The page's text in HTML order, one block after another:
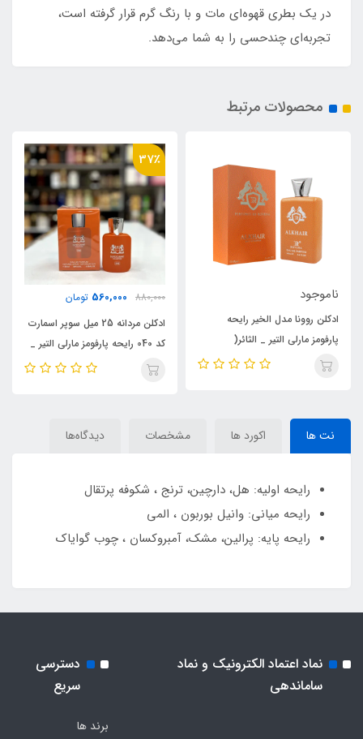
در یک بطری قهوه‌ای مات و با رنگ گرم قرار گرفته است،
تجربه‌ای چندحسی را به شما می‌دهد.
محصولات مرتبط
880,000
ادکلن مردانه 25 میل سوپر اسمارت
کد 040 رایحه پارفومز مارلی التیر _
الثائر( LIQUID BRUN)Parfums
6٪
ناموجود
ادکلن مردانه اف ای پاریس_فرنچ
اونیو مدل لیکوئید برون رایحه
پارفومز مارلی التیر_ الثائر( LIQUID
نت ها اکورد ها مشخصات دیدگاه‌ها
رایحه اولیه: هل، دارچین، ترنج ، شکوفه پرتقال
رایحه میانی: وانیل بوربون ، المی
رایحه پایه: پرالین، مشک، آمبروکسان ، چوب گوایاک
نماد اعتماد الکترونیک و نماد
ساماندهی
دسترسی
سریع
برند ها